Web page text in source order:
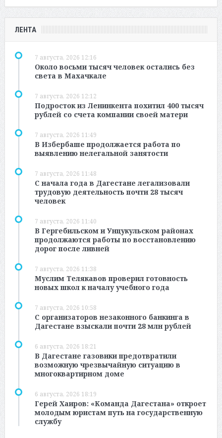
ЛЕНТА
7 августа, 2026 12:16
Около восьми тысяч человек остались без
света в Махачкале
7 августа, 2026 12:12
Подросток из Ленинкента похитил 400 тысяч
рублей со счета компании своей матери
7 августа, 2026 11:49
В Избербаше продолжается работа по
выявлению нелегальной занятости
7 августа, 2026 11:48
С начала года в Дагестане легализовали
трудовую деятельность почти 28 тысяч
человек
7 августа, 2026 11:40
В Гергебильском и Унцукульском районах
продолжаются работы по восстановлению
дорог после ливней
7 августа, 2026 11:38
Муслим Телякавов проверил готовность
новых школ к началу учебного года
7 августа, 2026 10:58
С организаторов незаконного банкинга в
Дагестане взыскали почти 28 млн рублей
6 августа, 2026 18:21
В Дагестане газовики предотвратили
возможную чрезвычайную ситуацию в
многоквартирном доме
6 августа, 2026 18:19
Герей Хаиров: «Команда Дагестана» откроет
молодым юристам путь на государственную
службу